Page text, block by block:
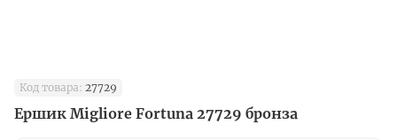
Код товара: 27729
Ершик Migliore Fortuna 27729 бронза